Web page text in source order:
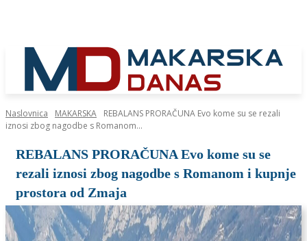
Naslovnica MAKARSKA
REBALANS PRORAČUNA Evo kome su se rezali
iznosi zbog nagodbe s Romanom...
REBALANS PRORAČUNA Evo kome su se
rezali iznosi zbog nagodbe s Romanom i kupnje
prostora od Zmaja